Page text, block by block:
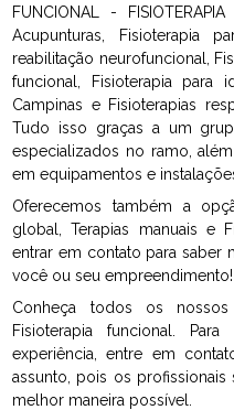
FUNCIONAL -
Acupunturas, Fisioterapia
reabilitação neurofuncional,
funcional, Fisioterapia para
Campinas e Fisioterapias
Tudo isso graças a um
especializados no ramo,
em equipamentos e
Oferecemos também a
global, Terapias manuais e
entrar em contato para saber
você ou seu empreendimento!
Conheça todos os
Fisioterapia funcional.
experiência, entre em
assunto, pois os
melhor maneira possível.